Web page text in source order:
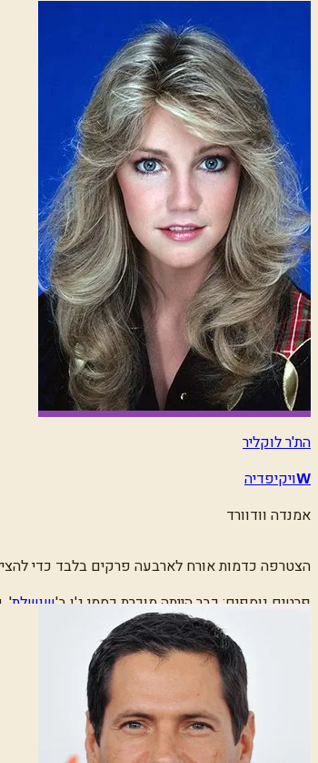
הת'ר לוקליר
Wויקיפדיה
אמנדה וודוורד
הצטרפה כדמות אורח לארבעה פרקים בלבד כדי
פרטים נוספים:כבר הייתה מוכרת כסמי ג'ו ב'שושלת'